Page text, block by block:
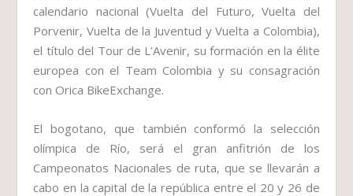
calendario nacional (Vuelta del Futuro, Vuelta del
Porvenir, Vuelta de la Juventud y Vuelta a Colombia),
el título del Tour de L’Avenir, su formación en la élite
europea con el Team Colombia y su consagración
con Orica BikeExchange.
El bogotano, que también conformó la selección
olímpica de Río, será el gran anfitrión de los
Campeonatos Nacionales de ruta, que se llevarán a
cabo en la capital de la república entre el 20 y 26 de